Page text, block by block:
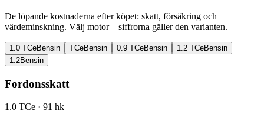
De löpande kostnaderna efter köpet: skatt, försäkring och
värdeminskning. Välj motor – siffrorna gäller den varianten.
1.0 TCeBensin TCeBensin 0.9 TCeBensin 1.2 TCeBensin
1.2Bensin
Fordonsskatt
1.0 TCe · 91 hk